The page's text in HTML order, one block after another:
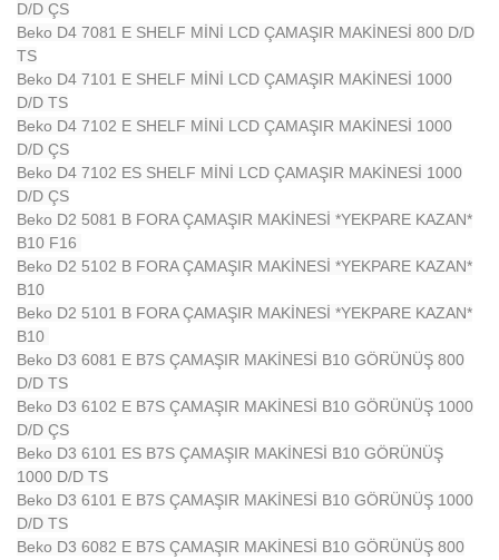
D/D ÇS
Beko D4 7081 E SHELF MİNİ LCD ÇAMAŞIR MAKİNESİ 800 D/D
TS
Beko D4 7101 E SHELF MİNİ LCD ÇAMAŞIR MAKİNESİ 1000
D/D TS
Beko D4 7102 E SHELF MİNİ LCD ÇAMAŞIR MAKİNESİ 1000
D/D ÇS
Beko D4 7102 ES SHELF MİNİ LCD ÇAMAŞIR MAKİNESİ 1000
D/D ÇS
Beko D2 5081 B FORA ÇAMAŞIR MAKİNESİ *YEKPARE KAZAN*
B10 F16
Beko D2 5102 B FORA ÇAMAŞIR MAKİNESİ *YEKPARE KAZAN*
B10
Beko D2 5101 B FORA ÇAMAŞIR MAKİNESİ *YEKPARE KAZAN*
B10
Beko D3 6081 E B7S ÇAMAŞIR MAKİNESİ B10 GÖRÜNÜŞ 800
D/D TS
Beko D3 6102 E B7S ÇAMAŞIR MAKİNESİ B10 GÖRÜNÜŞ 1000
D/D ÇS
Beko D3 6101 ES B7S ÇAMAŞIR MAKİNESİ B10 GÖRÜNÜŞ
1000 D/D TS
Beko D3 6101 E B7S ÇAMAŞIR MAKİNESİ B10 GÖRÜNÜŞ 1000
D/D TS
Beko D3 6082 E B7S ÇAMAŞIR MAKİNESİ B10 GÖRÜNÜŞ 800